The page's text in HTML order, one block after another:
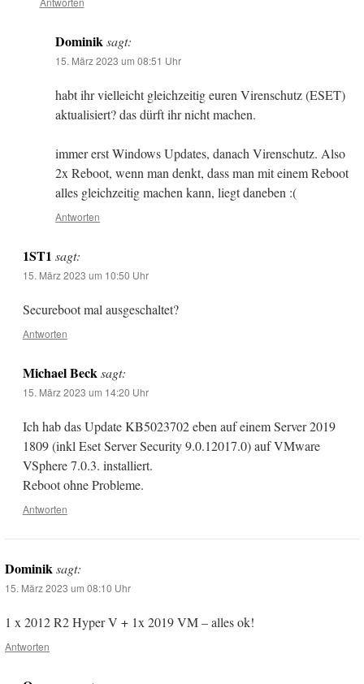
Dominiksagt:
15. März 2023 um 08:51 Uhr
habt ihr vielleicht gleichzeitig euren Virenschutz (ESET)
aktualisiert? das dürft ihr nicht machen.
immer erst Windows Updates, danach Virenschutz. Also
2x Reboot, wenn man denkt, dass man mit einem Reboot
alles gleichzeitig machen kann, liegt daneben :(
Antworten
1ST1 sagt:
15. März 2023 um 10:50 Uhr
Secureboot mal ausgeschaltet?
Antworten
Michael Beck sagt:
15. März 2023 um 14:20 Uhr
Ich hab das Update KB5023702 eben auf einem Server 2019
1809 (inkl Eset Server Security 9.0.12017.0) auf VMware
VSphere 7.0.3. installiert.
Reboot ohne Probleme.
Antworten
Dominiksagt:
15. März 2023 um 08:10 Uhr
1 x 2012 R2 Hyper V + 1x 2019 VM – alles ok!
Antworten